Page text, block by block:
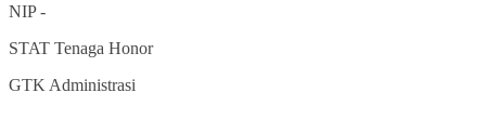
NIP-
STAT Tenaga Honor
GTK Administrasi